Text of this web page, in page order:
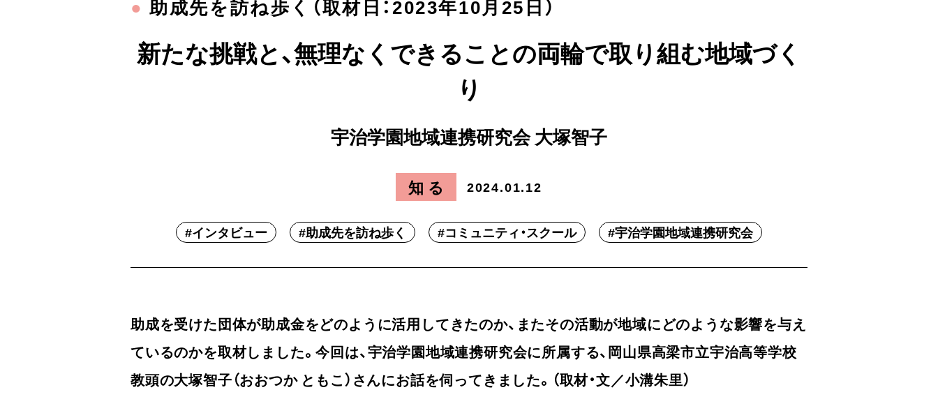
● 助成先を訪ね歩く（取材日：2023年10月25日）
新たな挑戦と、無理なくできることの両輪で取り組む地域づく
り
宇治学園地域連携研究会 大塚智子
知る 2024.01.12
#インタビュー #助成先を訪ね歩く #コミュニティ・スクール #宇治学園地域連携研究会
助成を受けた団体が助成金をどのように活用してきたのか、またその活動が地域にどのような影響を与え
ているのかを取材しました。今回は、宇治学園地域連携研究会に所属する、岡山県高梁市立宇治高等学校
教頭の大塚智子（おおつか ともこ）さんにお話を伺ってきました。（取材・文／小溝朱里）